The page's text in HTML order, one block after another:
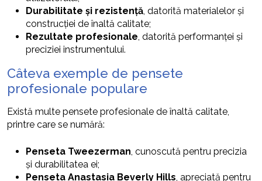
Durabilitate și rezistență, datorită materialelor și
construcției de înaltă calitate;
Rezultate profesionale, datorită performanței și
preciziei instrumentului.
Câteva exemple de pensete
profesionale populare
Există multe pensete profesionale de înaltă calitate,
printre care se numără:
Penseta Tweezerman, cunoscută pentru precizia
și durabilitatea ei;
Penseta Anastasia Beverly Hills, apreciată pentru